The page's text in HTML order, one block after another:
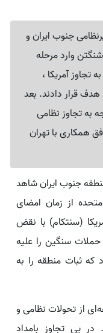
جنوب ایران و
وارد مرحله
تجاوز آمریکا ،
قرار دادند. بعد
به تجاوز نظامی
همکاری با تهران
جنوب ایران شاهد
از زمان امضای
(سنتکام) با نقض
حملات سنگین را علیه
که ثبات منطقه را به
از تحولات نظامی و
پی تجاوز بامداد